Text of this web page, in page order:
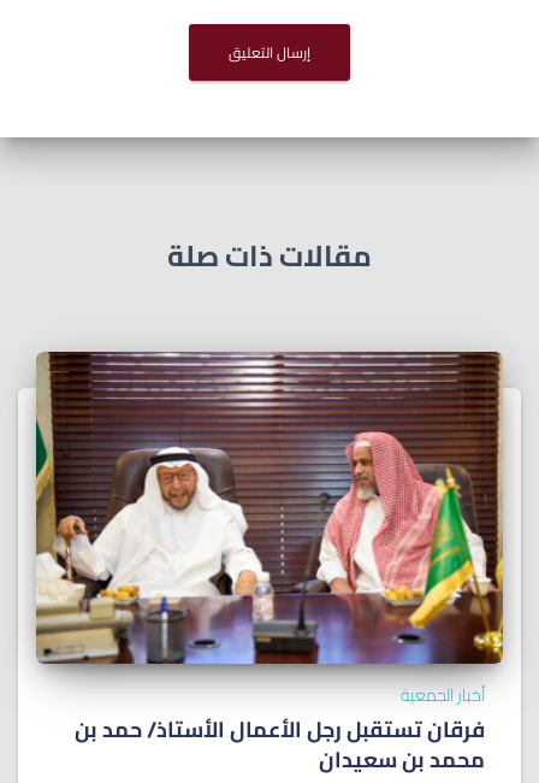
مقالات ذات صلة
أخبار الجمعية
فرقان تستقبل رجل الأعمال الأستاذ/ ﺣﻤﺪ ﺑﻦ
ﻣﺤﻤﺪ ﺑﻦ ﺳﻌﻴﺪان